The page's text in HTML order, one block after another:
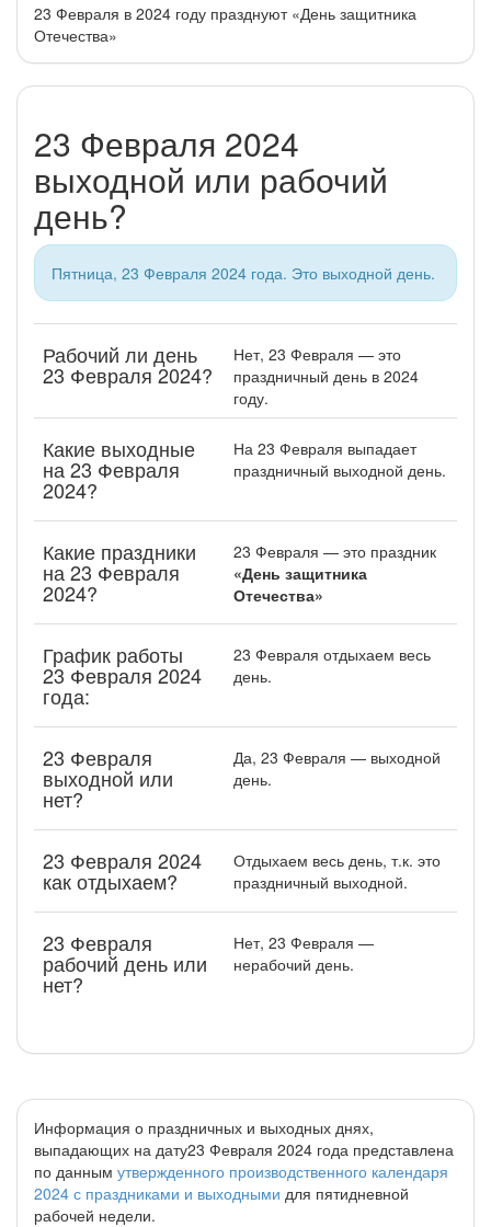
23 Февраля в 2024 году празднуют «День защитника
Отечества»
23 Февраля 2024
выходной или рабочий
день?
Пятница, 23 Февраля 2024 года. Это выходной день.
Рабочий ли день
23 Февраля 2024?
Нет, 23 Февраля — это
праздничный день в 2024
году.
Какие выходные
на 23 Февраля
2024?
На 23 Февраля выпадает
праздничный выходной день.
Какие праздники
на 23 Февраля
2024?
23 Февраля — это праздник
«День защитника
Отечества»
График работы
23 Февраля 2024
года:
23 Февраля отдыхаем весь
день.
23 Февраля
выходной или
нет?
Да, 23 Февраля — выходной
день.
23 Февраля 2024
как отдыхаем?
Отдыхаем весь день, т.к. это
праздничный выходной.
23 Февраля
рабочий день или
нет?
Нет, 23 Февраля —
нерабочий день.
Информация о праздничных и выходных днях,
выпадающих на дату23 Февраля 2024 года представлена
по данным утвержденного производственного календаря
2024 с праздниками и выходными для пятидневной
рабочей недели.